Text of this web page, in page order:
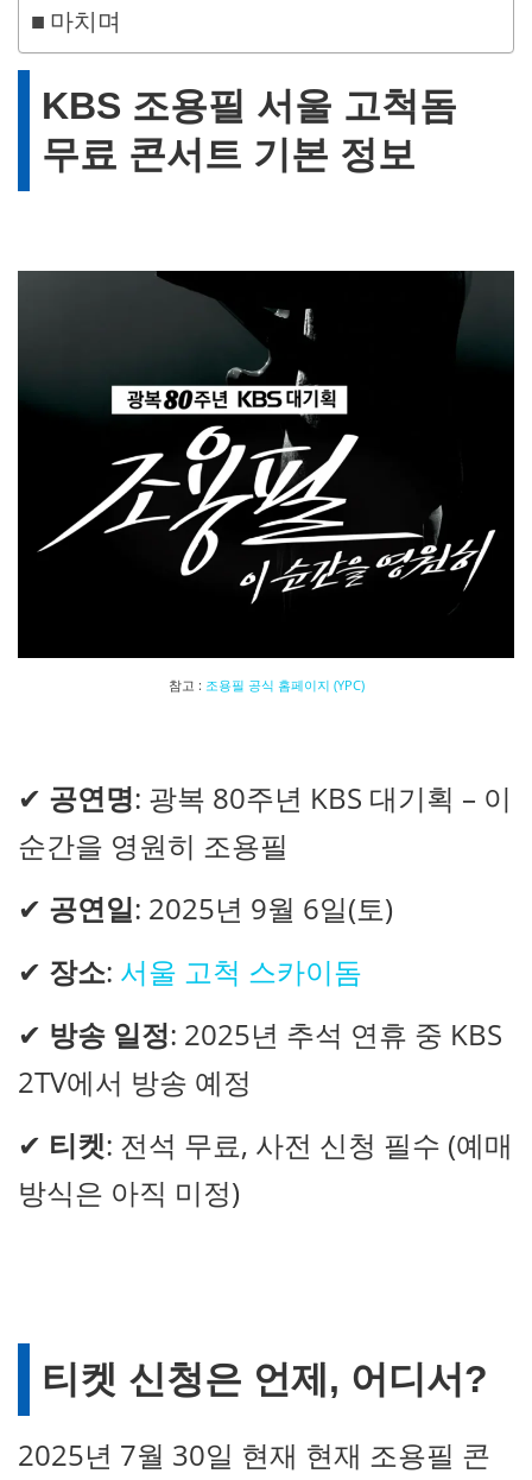
마치며
KBS 조용필 서울 고척돔
무료 콘서트 기본 정보
참고 : 조용필 공식 홈페이지 (YPC)
✔ 공연명: 광복 80주년 KBS 대기획 – 이
순간을 영원히 조용필
✔ 공연일: 2025년 9월 6일(토)
✔ 장소: 서울 고척 스카이돔
✔ 방송 일정: 2025년 추석 연휴 중 KBS
2TV에서 방송 예정
✔ 티켓: 전석 무료, 사전 신청 필수 (예매
방식은 아직 미정)
티켓 신청은 언제, 어디서?
2025년 7월 30일 현재 현재 조용필 콘